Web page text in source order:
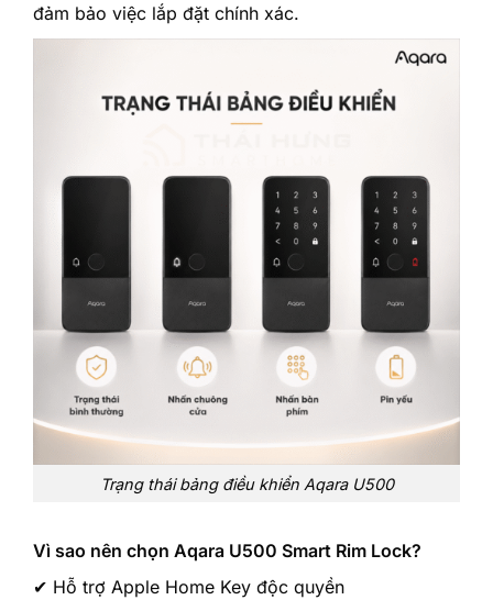
đảm bảo việc lắp đặt chính xác.
Trạng thái bảng điều khiển Aqara U500
Vì sao nên chọn Aqara U500 Smart Rim Lock?
✔ Hỗ trợ Apple Home Key độc quyền